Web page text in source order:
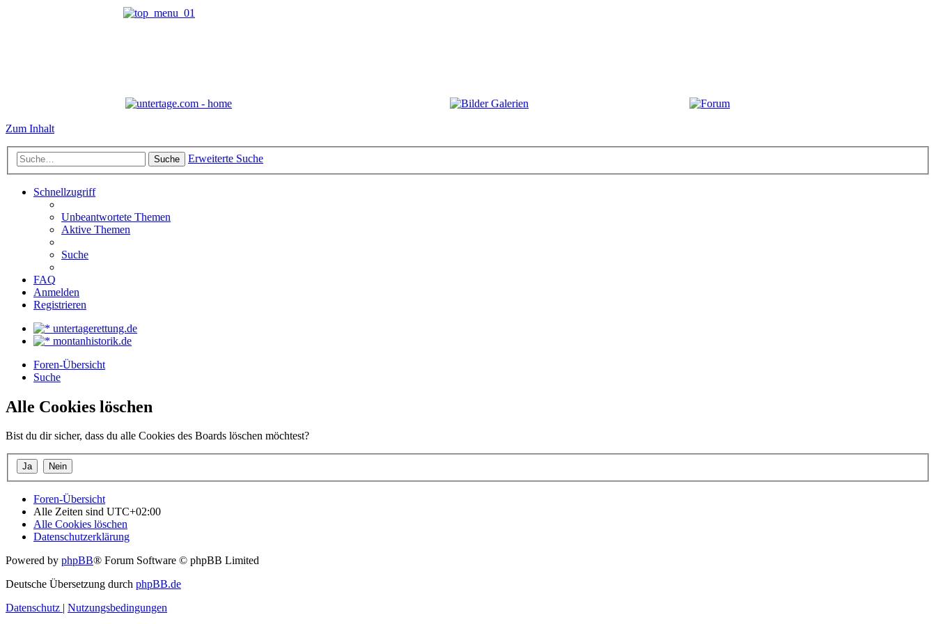
Zum Inhalt
Suche Erweiterte Suche
Schnellzugriff
Unbeantwortete Themen
Aktive Themen
Suche
FAQ
Anmelden
Registrieren
untertagerettung.de
montanhistorik.de
Foren-Übersicht
Suche
Alle Cookies löschen
Bist du dir sicher, dass du alle Cookies des Boards löschen möchtest?
Foren-Übersicht
Alle Zeiten sind UTC+02:00
Alle Cookies löschen
Datenschutzerklärung
Powered by phpBB® Forum Software © phpBB Limited
Deutsche Übersetzung durch phpBB.de
Datenschutz | Nutzungsbedingungen